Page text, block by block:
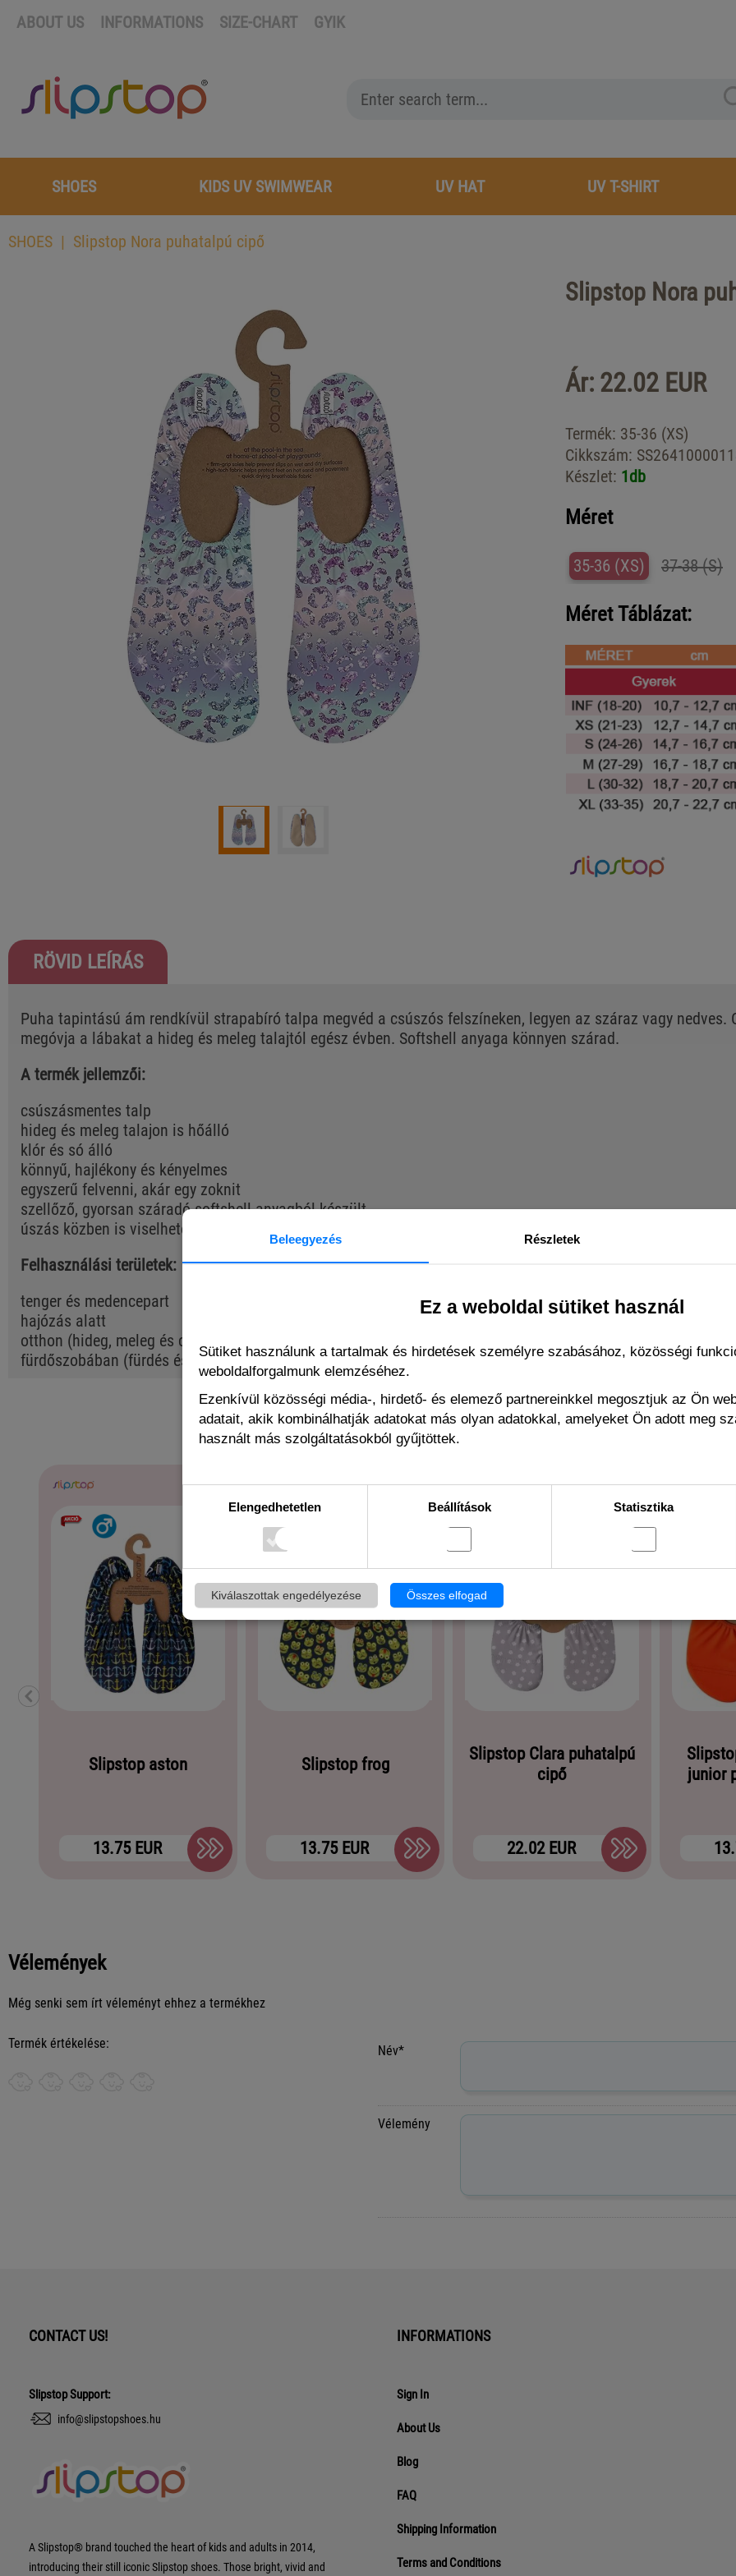
Beleegyezés Részletek
Ez a weboldal sütiket használ
Sütiket használunk a tartalmak és hirdetések személyre szabásához, közösségi
weboldalforgalmunk elemzéséhez.
Ezenkívül közösségi média-, hirdető- és elemező partnereinkkel megosztjuk az Ön
adatait, akik kombinálhatják adatokat más olyan adatokkal, amelyeket Ön adott meg
használt más szolgáltatásokból gyűjtöttek.
Elengedhetetlen Beállítások Statisztika
Kiválaszottak engedélyezése Összes elfogad
ABOUT US INFORMATIONS SIZE-CHART GYIK
SHOES KIDS UV SWIMWEAR UV HAT UV T-SHIRT
SHOES Slipstop Nora puhatalpú cipő
Slipstop Nora
Ár: 22.02 EUR
Termék: 35-36 (XS)
Cikkszám:
Készlet: 1db
Méret
35-36 (XS) 37-38 (S)
Méret Táblázat:
RÖVID LEÍRÁS
Puha tapintású ám rendkívül strapabíró talpa megvéd a csúszós felszíneken, legyen az száraz vagy
megóvja a lábakat a hideg és meleg talajtól egész évben. Softshell anyaga könnyen szárad.
A termék jellemzői:
csúszásmentes talp
hideg és meleg talajon is hőálló
klór és só álló
könnyű, hajlékony és kényelmes
egyszerű felvenni, akár egy zoknit
szellőző, gyorsan száradó softshell anyagból készült
úszás közben is viselhető
Felhasználási területek:
tenger és medencepart
hajózás alatt
otthon (hideg, meleg és csúszós felületeken való járkáláshoz)
fürdőszobában (fürdés és zuhanyozás közben)
BUYERS OF THIS PRODUCT ALSO BOUGHT THE
Slipstop aston
13.75 EUR
Slipstop frog
13.75 EUR
Slipstop Clara puhatalpú
cipő
22.02 EUR
junior
Vélemények
Még senki sem írt véleményt ehhez a termékhez
Termék értékelése:
Név*
Vélemény
CONTACT US!
Slipstop Support:
info@slipstopshoes.hu
A Slipstop® brand touched the heart of kids and adults in 2014,
introducing their still iconic Slipstop shoes. Those bright, vivid and
INFORMATIONS
Sign In
About Us
Blog
FAQ
Shipping Information
Terms and Conditions